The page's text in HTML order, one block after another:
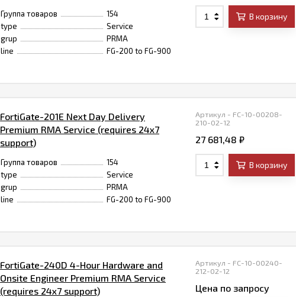
Группа товаров
154
type
Service
grup
PRMA
line
FG-200 to FG-900
В корзину
FortiGate-201E Next Day Delivery
Premium RMA Service (requires 24x7
support)
Группа товаров
154
type
Service
grup
PRMA
line
FG-200 to FG-900
Артикул - FC-10-00208-
210-02-12
27 681,48 ₽
В корзину
FortiGate-240D 4-Hour Hardware and
Onsite Engineer Premium RMA Service
(requires 24x7 support)
Артикул - FC-10-00240-
212-02-12
Цена по запросу